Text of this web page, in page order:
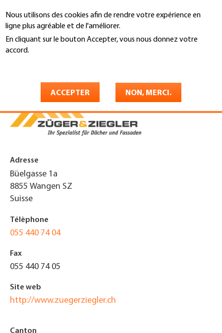
Nous utilisons des cookies afin de rendre votre expérience en
ligne plus agréable et de l'améliorer.
En cliquant sur le bouton Accepter, vous nous donnez votre
accord.
ACCEPTER NON, MERCI.
au
contenu
principal
Recherche
You
Adresse
Büelgasse 1a
8855 Wangen SZ
Suisse
Télèphone
055 440 74 04
Fax
055 440 74 05
Site web
http://www.zuegerziegler.ch
Canton